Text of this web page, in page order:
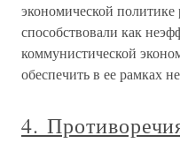
экономической
способствовали как
коммунистической
обеспечить в ее рамках
4.